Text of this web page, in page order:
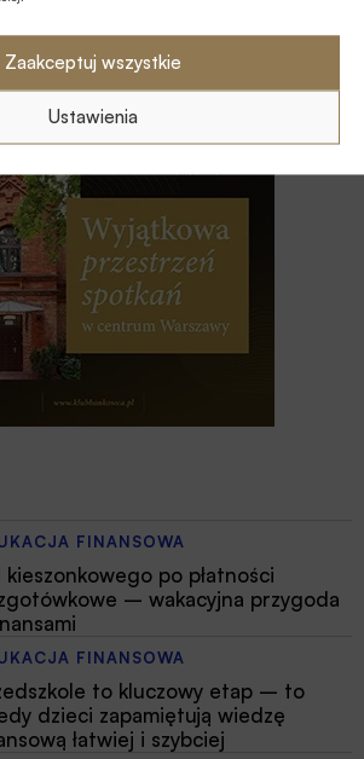
Zaakceptuj wszystkie
Ustawienia
czym polega faza Discovery?
FINANSOWA
kieszonkowego po płatności
– wakacyjna przygoda
FINANSOWA
to kluczowy etap – to
dzieci zapamiętują wiedzę
łatwiej i szybciej